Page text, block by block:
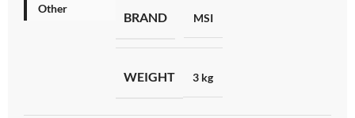
Other
BRAND MSI
WEIGHT 3 kg